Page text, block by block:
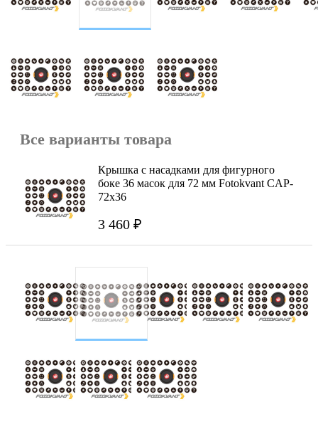
Все варианты товара
Крышка с насадками для фигурного
боке 36 масок для 72 мм Fotokvant CAP-
72х36
3 460 ₽